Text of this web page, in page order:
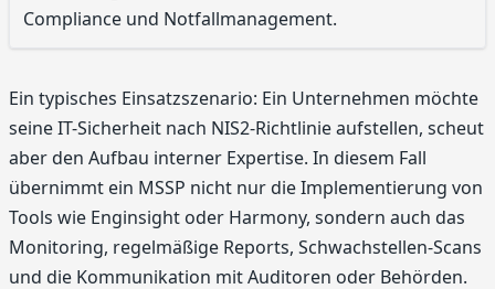
Compliance und Notfallmanagement.
Ein typisches Einsatzszenario: Ein Unternehmen möchte
seine IT-Sicherheit nach NIS2-Richtlinie aufstellen, scheut
aber den Aufbau interner Expertise. In diesem Fall
übernimmt ein MSSP nicht nur die Implementierung von
Tools wie Enginsight oder Harmony, sondern auch das
Monitoring, regelmäßige Reports, Schwachstellen-Scans
und die Kommunikation mit Auditoren oder Behörden.